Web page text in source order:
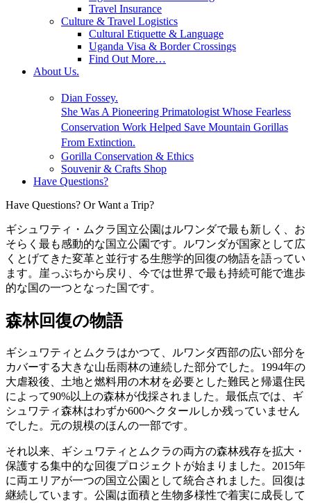
Travel Insurance
Culture & Travel Logistics
Cultural Etiquette & Language
Uganda Visa & Border Crossings
Find Out More…
About Us.
Dian Fossey.
She Was A Pioneering Primatologist Whose Fearless
Conservation Work Helped Save Mountain Gorillas
From Extinction.
Gorilla Conservation & Ethics
Souvenir & Crafts Shop
Have Questions?
Have Questions? Or Want a Trip?
ギシュワティ・ムクラ国立公園はルワンダで最も新しく、お
そらく最も感動的な国立公園です。ルワンダが国家として広
くとげてきた変革と並行する生態学的回復の物語を語ってい
ます。崖っぷちから戻り、今では世界で最も持続可能で進歩
的な国の一つとなった国です。
森林回復の物語
ギシュワティとムクラはかつて、ルワンダ西部の広い部分を
カバーする大きな山岳雨林の連続した部分でした。1994年の
大虐殺後、土地と燃料用の木材を必要とした難民と帰還住民
によって90%以上の森林が伐採されました。最低点では、ギ
シュワティ森林はわずか600ヘクタールしか残っていません
でした。元の規模のほんの一部です。
それ以来、ギシュワティとムクラの両方の森林残存を拡大・
保護する集中的な回復プロジェクトが始まりました。2015年
に両エリアが一つの国立公園として統合されました。回復は
継続しています。公園は面積と生物多様性で着実に成長して